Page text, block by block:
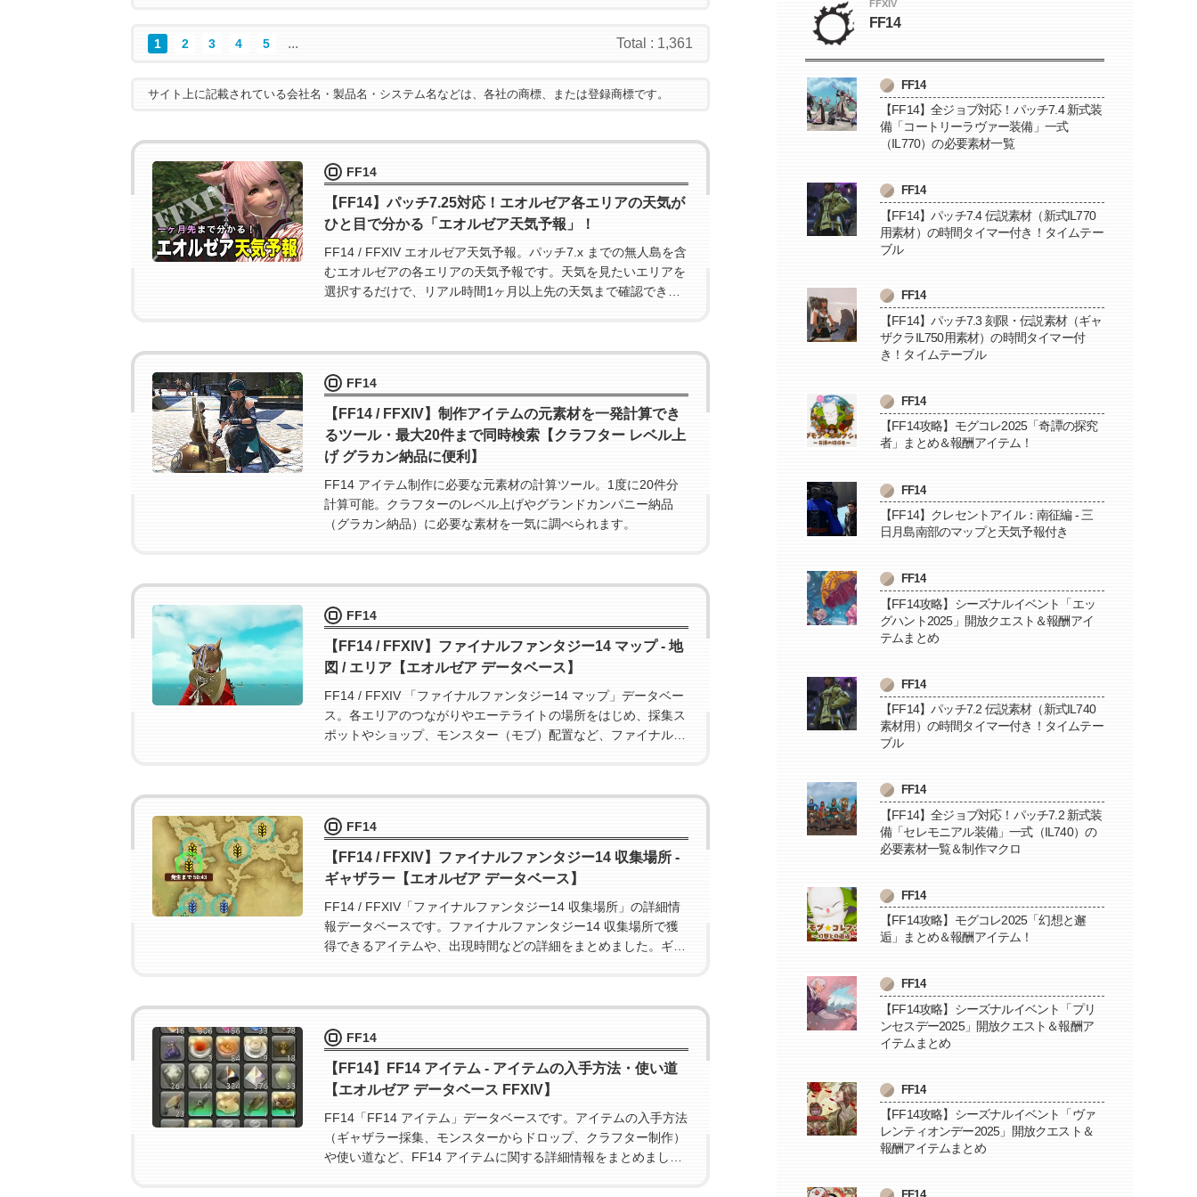
1 2 3 4 5 ... Total : 1,361
サイト上に記載されている会社名・製品名・システム名などは、各社の商標、または登録商標です。
FF14
【FF14】パッチ7.25対応！エオルゼア各エリアの天気が
ひと目で分かる「エオルゼア天気予報」！
FF14 / FFXIV エオルゼア天気予報。パッチ7.x までの無人島を含
むエオルゼアの各エリアの天気予報です。天気を見たいエリアを
選択するだけで、リアル時間1ヶ月以上先の天気まで確認できま
FF14
【FF14 / FFXIV】制作アイテムの元素材を一発計算でき
るツール・最大20件まで同時検索【クラフター レベル上
げ グラカン納品に便利】
FF14 アイテム制作に必要な元素材の計算ツール。1度に20件分
計算可能。クラフターのレベル上げやグランドカンパニー納品
（グラカン納品）に必要な素材を一気に調べられます。
FF14
【FF14 / FFXIV】ファイナルファンタジー14 マップ - 地
図 / エリア【エオルゼア データベース】
FF14 / FFXIV 「ファイナルファンタジー14 マップ」データベー
ス。各エリアのつながりやエーテライトの場所をはじめ、採集ス
ポットやショップ、モンスター（モブ）配置など、ファイナルフ
FF14
【FF14 / FFXIV】ファイナルファンタジー14 収集場所 -
ギャザラー【エオルゼア データベース】
FF14 / FFXIV「ファイナルファンタジー14 収集場所」の詳細情
報データベースです。ファイナルファンタジー14 収集場所で獲
得できるアイテムや、出現時間などの詳細をまとめました。ギャ
FF14
【FF14】FF14 アイテム - アイテムの入手方法・使い道
【エオルゼア データベース FFXIV】
FF14「FF14 アイテム」データベースです。アイテムの入手方法
（ギャザラー採集、モンスターからドロップ、クラフター制作）
や使い道など、FF14 アイテムに関する詳細情報をまとめまし
FFXIV
FF14
FF14
【FF14】全ジョブ対応！パッチ7.4 新式装
備「コートリーラヴァー装備」一式
（IL770）の必要素材一覧
FF14
【FF14】パッチ7.4 伝説素材（新式IL770
用素材）の時間タイマー付き！タイムテー
ブル
FF14
【FF14】パッチ7.3 刻限・伝説素材（ギャ
ザクラIL750用素材）の時間タイマー付
き！タイムテーブル
FF14
【FF14攻略】モグコレ2025「奇譚の探究
者」まとめ＆報酬アイテム！
FF14
【FF14】クレセントアイル：南征編 - 三
日月島南部のマップと天気予報付き
FF14
【FF14攻略】シーズナルイベント「エッ
グハント2025」開放クエスト＆報酬アイ
テムまとめ
FF14
【FF14】パッチ7.2 伝説素材（新式IL740
素材用）の時間タイマー付き！タイムテー
ブル
FF14
【FF14】全ジョブ対応！パッチ7.2 新式装
備「セレモニアル装備」一式（IL740）の
必要素材一覧＆制作マクロ
FF14
【FF14攻略】モグコレ2025「幻想と邂
逅」まとめ＆報酬アイテム！
FF14
【FF14攻略】シーズナルイベント「プリ
ンセスデー2025」開放クエスト＆報酬ア
イテムまとめ
FF14
【FF14攻略】シーズナルイベント「ヴァ
レンティオンデー2025」開放クエスト＆
報酬アイテムまとめ